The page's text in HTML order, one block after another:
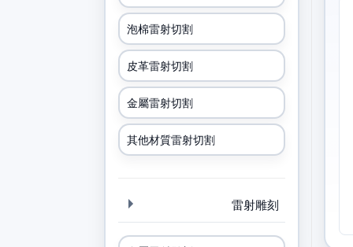
泡棉雷射切割
皮革雷射切割
金屬雷射切割
其他材質雷射切割
雷射雕刻